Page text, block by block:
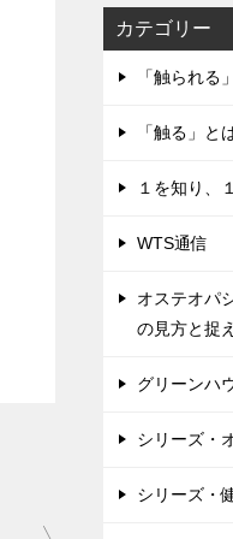
カテゴリー
「触られる
「触る」と
１を知り、
WTS通信
オステオパ
の見方と捉
グリーンハ
シリーズ・
シリーズ・